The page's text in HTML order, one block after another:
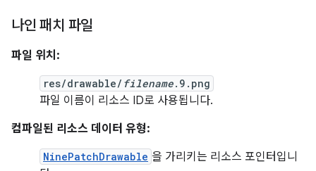
나인 패치 파일
파일 위치:
res/drawable/ filename.9.png
파일 이름이 리소스 ID로 사용됩니다.
컴파일된 리소스 데이터 유형:
NinePatchDrawable 을 가리키는 리소스 포인터입니